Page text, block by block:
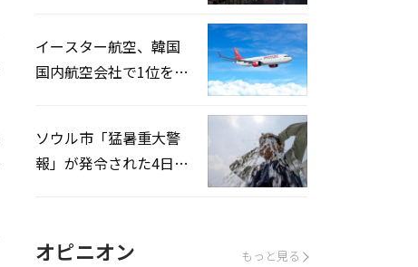
イースター航空、韓国
国内航空会社で1位を記
ソウル市「猛暑重大警
報」が発令された4日、
オピニオン もっと見る